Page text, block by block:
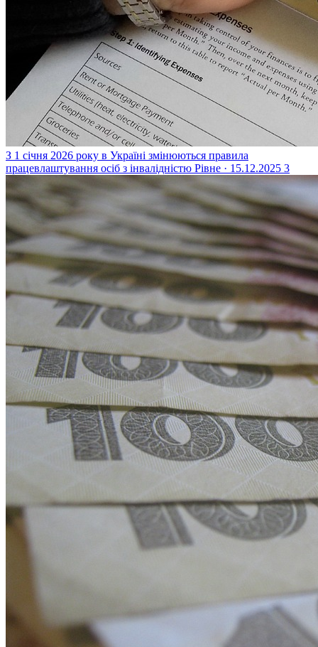
З 1 січня 2026 року в Україні змінюються правила
працевлаштування осіб з інвалідністю Рівне · 15.12.2025 3